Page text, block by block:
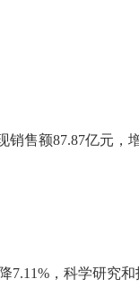
售额87.87亿元，
7.11%，科学研究